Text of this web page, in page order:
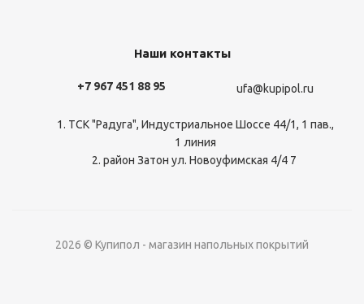
Наши контакты
+7 967 451 88 95 ufa@kupipol.ru
1. ТСК "Радуга", Индустриальное Шоссе 44/1, 1 пав.,
1 линия
2. район Затон ул. Новоуфимская 4/4 7
2026 © Купипол - магазин напольных покрытий